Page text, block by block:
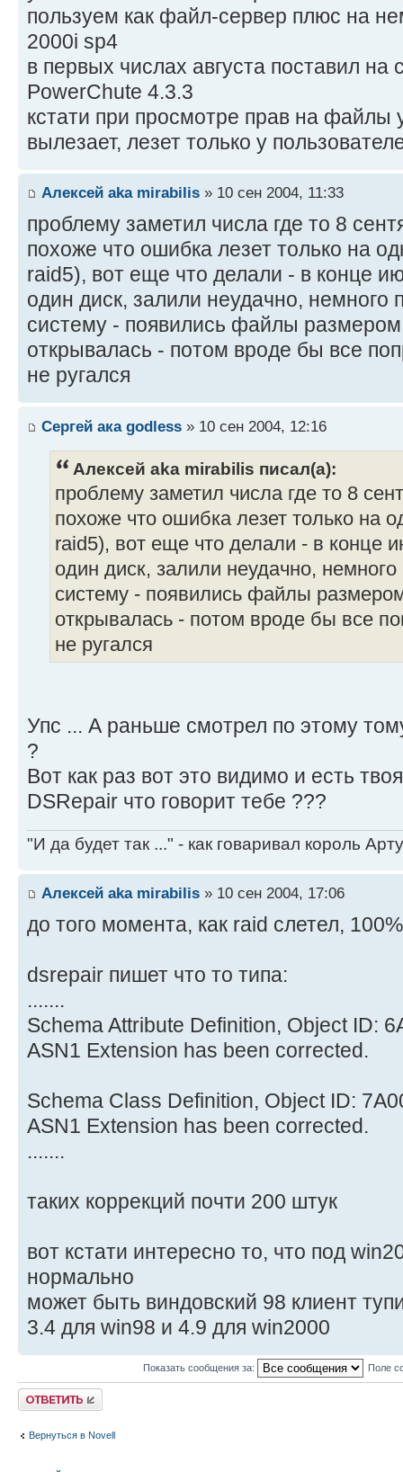
пользуем как файл-сервер плюс на
2000i sp4
в первых числах августа поставил на
PowerChute 4.3.3
кстати при просмотре прав на файлы
вылезает, лезет только у
Алексей aka mirabilis » 10 сен 2004, 11:33
проблему заметил числа где то 8
похоже что ошибка лезет только на
raid5), вот еще что делали - в конце
один диск, залили неудачно,
систему - появились файлы
открывалась - потом вроде бы все
не ругался
Сергей ака godless » 10 сен 2004, 12:16
Алексей aka mirabilis писал(а):
проблему заметил числа где то 8
похоже что ошибка лезет только на
raid5), вот еще что делали - в конце
один диск, залили неудачно,
систему - появились файлы
открывалась - потом вроде бы все
не ругался
Упс ... А раньше смотрел по этому
?
Вот как раз вот это видимо и есть
DSRepair что говорит тебе ???
"И да будет так ..." - как говаривал король
Алексей aka mirabilis » 10 сен 2004, 17:06
до того момента, как raid слетел,
dsrepair пишет что то типа:
.......
Schema Attribute Definition, Object ID:
ASN1 Extension has been corrected.
Schema Class Definition, Object ID:
ASN1 Extension has been corrected.
.......
таких коррекций почти 200 штук
вот кстати интересно то, что под
нормально
может быть виндовский 98 клиент
3.4 для win98 и 4.9 для win2000
Показать сообщения за: Поле
Ответить
Вернуться в Novell